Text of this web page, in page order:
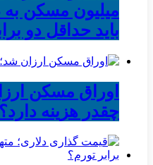
میلیون مسکن به
باید حداقل دو
اوراق مسکن
چقدر هزینه دارد؟